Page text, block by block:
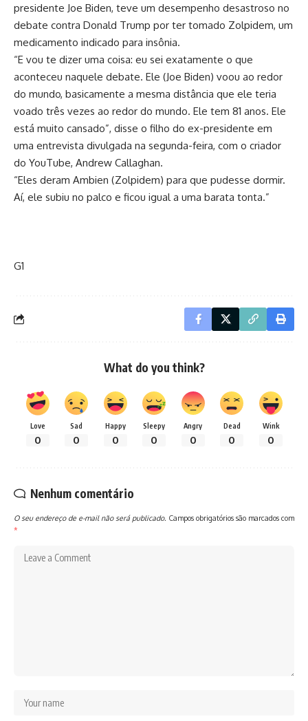
presidente Joe Biden, teve um desempenho desastroso no
debate contra Donald Trump por ter tomado Zolpidem, um
medicamento indicado para insônia.
“E vou te dizer uma coisa: eu sei exatamente o que
aconteceu naquele debate. Ele (Joe Biden) voou ao redor
do mundo, basicamente a mesma distância que ele teria
voado três vezes ao redor do mundo. Ele tem 81 anos. Ele
está muito cansado”, disse o filho do ex-presidente em
uma entrevista divulgada na segunda-feira, com o criador
do YouTube, Andrew Callaghan.
“Eles deram Ambien (Zolpidem) para que pudesse dormir.
Aí, ele subiu no palco e ficou igual a uma barata tonta.”
G1
What do you think?
Love
0
Sad
0
Happy
0
Sleepy
0
Angry
0
Dead
0
Wink
0
Nenhum comentário
O seu endereço de e-mail não será publicado. Campos obrigatórios são marcados com
*